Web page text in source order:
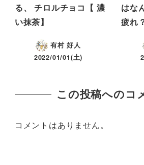
る、 チロルチョコ【 濃
い抹茶】
有村 好人
2022/01/01(土)
はな
疲れ
この投稿へのコ
コメントはありません。